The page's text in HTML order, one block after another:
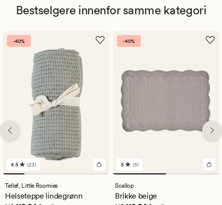
Bestselgere innenfor samme kategori
-40%
23
anmeldelser
med
en
gjennomsnittlig
4.5 (23)
Tellef, Little Roomies
Helseteppe lindegrønn
-40%
5
anmeldelser
med
en
gjennomsnittlig
5 (5)
Scallop
Brikke beige